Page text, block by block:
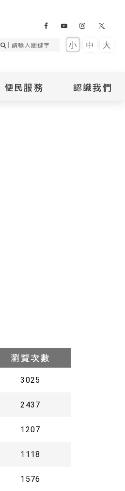
小 中 大
便民服務 認識我們
瀏覽次數
3025
2437
1207
1118
1576